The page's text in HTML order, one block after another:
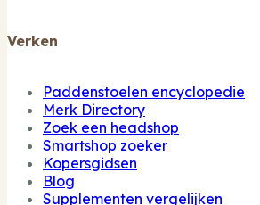
Verken
Paddenstoelen encyclopedie
Merk Directory
Zoek een headshop
Smartshop zoeker
Kopersgidsen
Blog
Supplementen vergelijken